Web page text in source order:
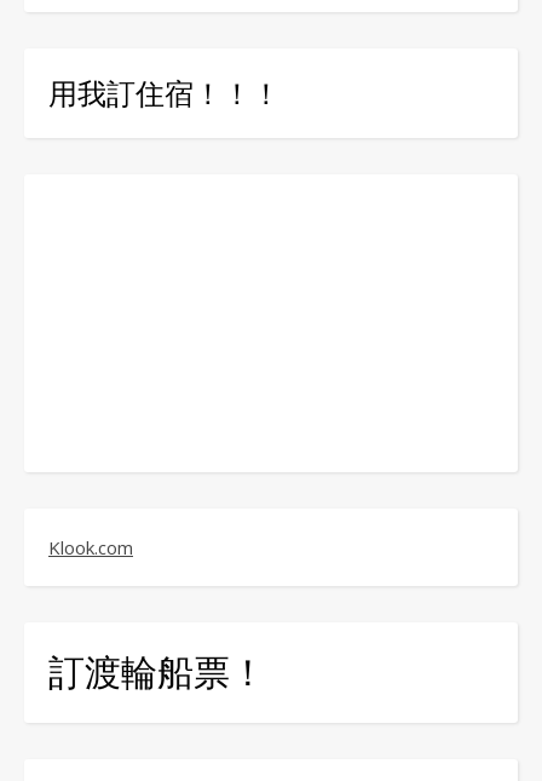
用我訂住宿！！！
Klook.com
訂渡輪船票！